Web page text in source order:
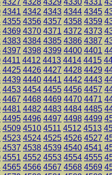
4341 4342 4343 4344 4345
4355 4356 4357 4358 4359
4369 4370 4371 4372 4373
4383 4384 4385 4386 4387
4397 4398 4399 4400 4401
4411 4412 4413 4414 4415
4425 4426 4427 4428 4429
4439 4440 4441 4442 4443
4453 4454 4455 4456 4457
4467 4468 4469 4470 4471
4481 4482 4483 4484 4485
4495 4496 4497 4498 4499
4509 4510 4511 4512 4513
4523 4524 4525 4526 4527
4537 4538 4539 4540 4541
4551 4552 4553 4554 4555
4565 4566 4567 4568 4569